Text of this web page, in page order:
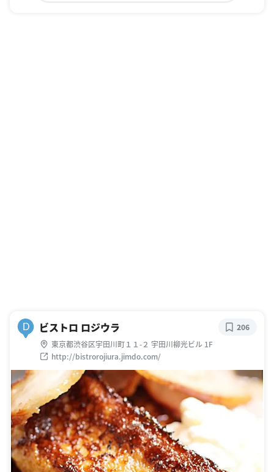
D ビストロ ロジウラ
東京都渋谷区宇田川町１１-２ 宇田川柳光ビル 1F
http://bistrorojiura.jimdo.com/
206